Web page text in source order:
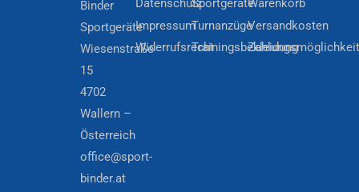
Binder
Sportgeräte
Wiesenstraße
15
4702
Wallern –
Österreich
office@sport-
binder.at
Datenschutz
Impressum
Widerrufsrecht
Sportgeräte
Turnanzüge
Trainingsbekleidung
Warenkorb
Versandkosten